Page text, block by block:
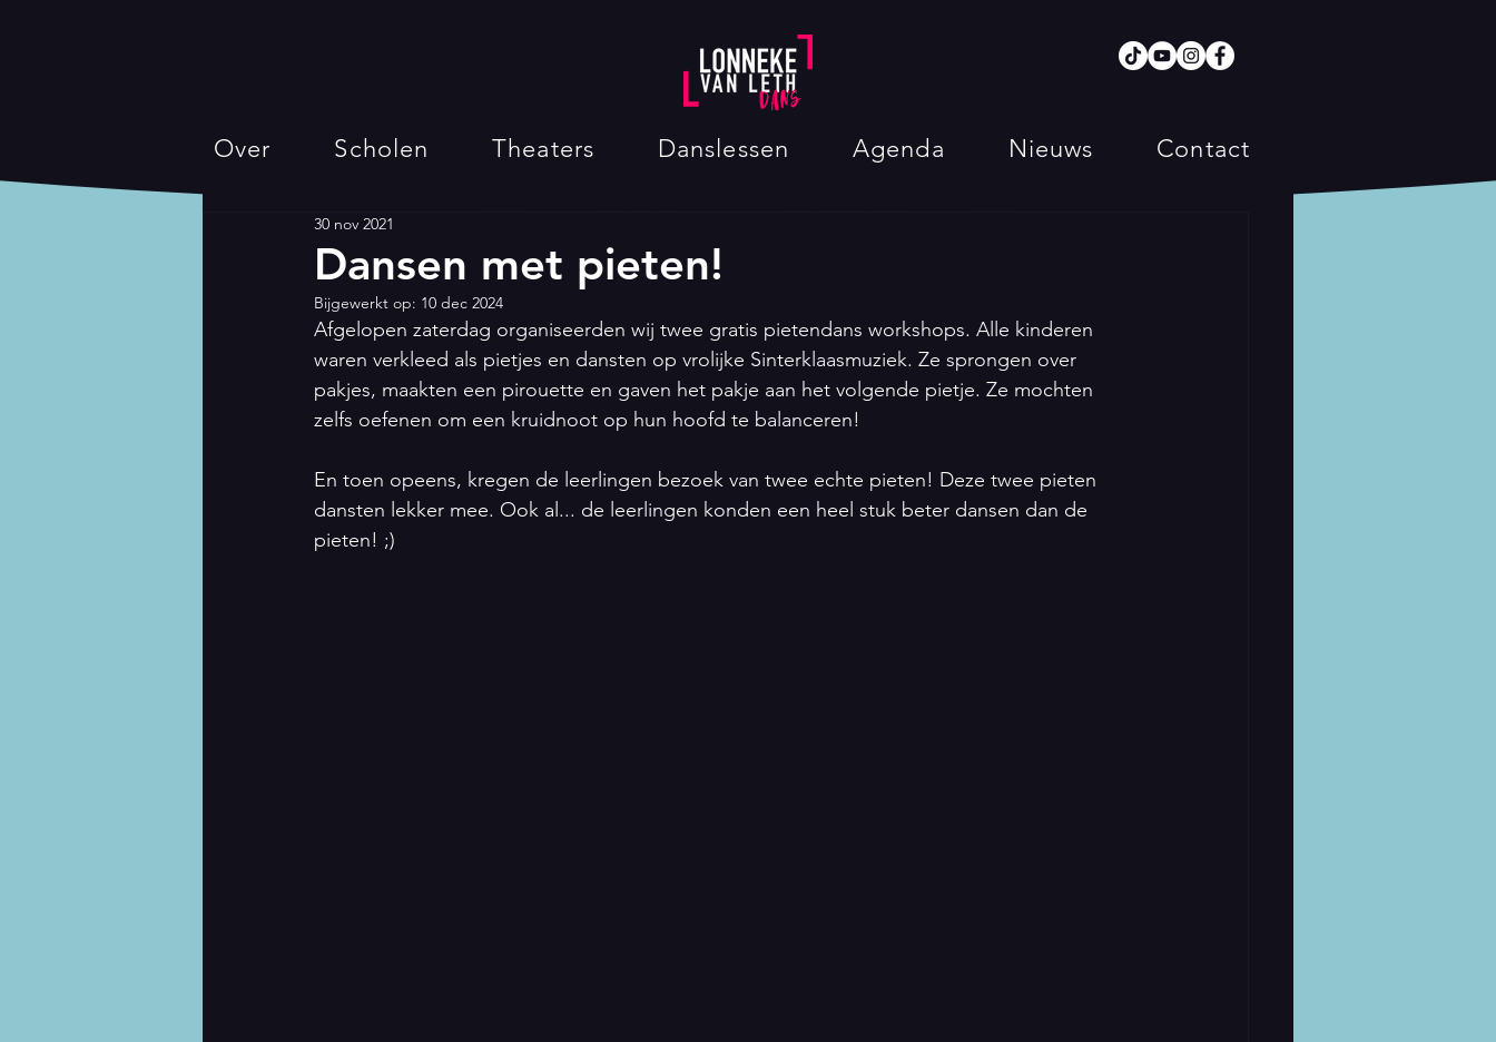
Over Scholen Theaters Danslessen Agenda Nieuws Contact
Dansen met pieten!
30 nov 2021
Bijgewerkt op: 10 dec 2024
Afgelopen zaterdag organiseerden wij twee gratis pietendans workshops. Alle kinderen
waren verkleed als pietjes en dansten op vrolijke Sinterklaasmuziek. Ze sprongen over
pakjes, maakten een pirouette en gaven het pakje aan het volgende pietje. Ze mochten
zelfs oefenen om een kruidnoot op hun hoofd te balanceren!
En toen opeens, kregen de leerlingen bezoek van twee echte pieten! Deze twee pieten
dansten lekker mee. Ook al... de leerlingen konden een heel stuk beter dansen dan de
pieten! ;)